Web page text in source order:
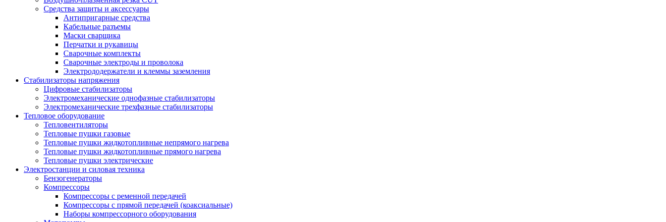
Средства защиты и аксессуары
Антипригарные средства
Кабельные разъемы
Маски сварщика
Перчатки и рукавицы
Сварочные комплекты
Сварочные электроды и проволока
Электрододержатели и клеммы заземления
Стабилизаторы напряжения
Цифровые стабилизаторы
Электромеханические однофазные стабилизаторы
Электромеханические трехфазные стабилизаторы
Тепловое оборудование
Тепловентиляторы
Тепловые пушки газовые
Тепловые пушки жидкотопливные непрямого нагрева
Тепловые пушки жидкотопливные прямого нагрева
Тепловые пушки электрические
Электростанции и силовая техника
Бензогенераторы
Компрессоры
Компрессоры с ременной передачей
Компрессоры с прямой передачей (коаксиальные)
Наборы компрессорного оборудования